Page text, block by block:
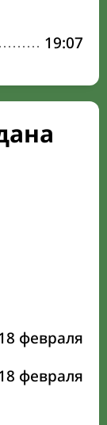
19:07
февраля
февраля